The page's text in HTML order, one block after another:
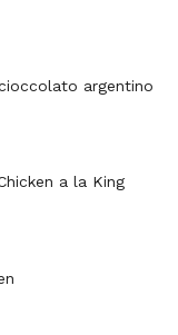
argentino
a la King